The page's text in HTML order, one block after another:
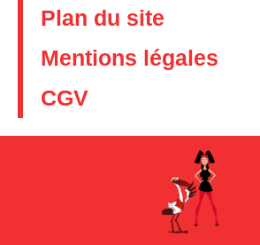
Plan du site
Mentions légales
CGV